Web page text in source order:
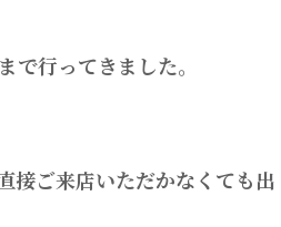
行ってきました。
接ご来店いただかなくても出